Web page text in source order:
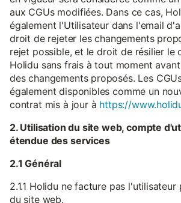
aux CGUs modifiées. Dans ce cas,
également l'Utilisateur dans l'email
droit de rejeter les changements
rejet possible, et le droit de résilier le
Holidu sans frais à tout moment
des changements proposés. Les
également disponibles comme un
contrat mis à jour à https://
2. Utilisation du site web, compte
étendue des services
2.1 Général
2.1.1 Holidu ne facture pas
du site web.